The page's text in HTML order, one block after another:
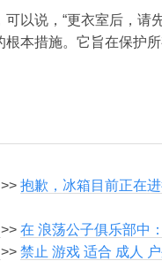
可以说，“更衣室后，请
根本措施。它旨在保护
>> 抱歉，冰箱目前正在进
>> 在 浪荡公子俱乐部中
>> 禁止 游戏 适合 成人 户